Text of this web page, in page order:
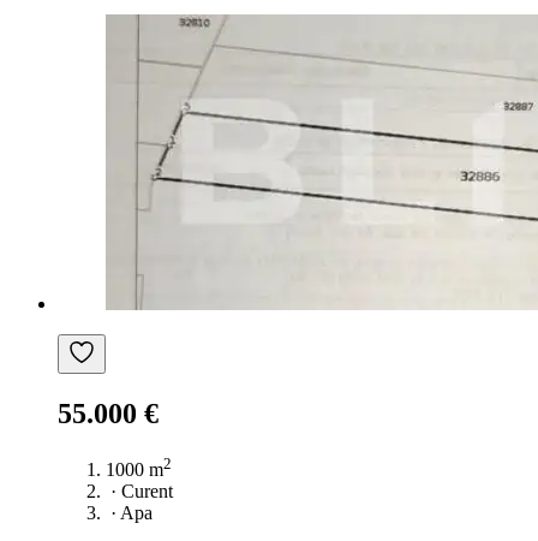
55.000 €
1000 m2
· Curent
· Apa